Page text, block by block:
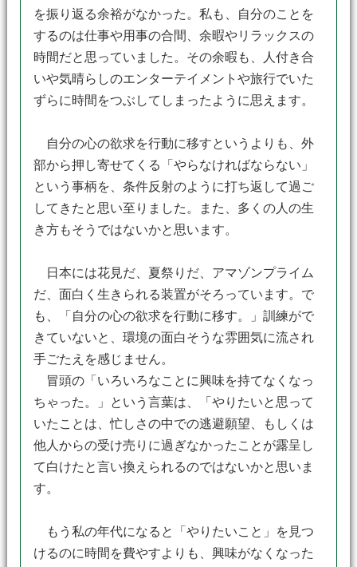
を振り返る余裕がなかった。私も、自分のことを
するのは仕事や用事の合間、余暇やリラックスの
時間だと思っていました。その余暇も、人付き合
いや気晴らしのエンターテイメントや旅行でいた
ずらに時間をつぶしてしまったように思えます。
自分の心の欲求を行動に移すというよりも、外
部から押し寄せてくる「やらなければならない」
という事柄を、条件反射のように打ち返して過ご
してきたと思い至りました。また、多くの人の生
き方もそうではないかと思います。
日本には花見だ、夏祭りだ、アマゾンプライム
だ、面白く生きられる装置がそろっています。で
も、「自分の心の欲求を行動に移す。」訓練がで
きていないと、環境の面白そうな雰囲気に流され
手ごたえを感じません。
冒頭の「いろいろなことに興味を持てなくなっ
ちゃった。」という言葉は、「やりたいと思って
いたことは、忙しさの中での逃避願望、もしくは
他人からの受け売りに過ぎなかったことが露呈し
て白けたと言い換えられるのではないかと思いま
す。
もう私の年代になると「やりたいこと」を見つ
けるのに時間を費やすよりも、興味がなくなった